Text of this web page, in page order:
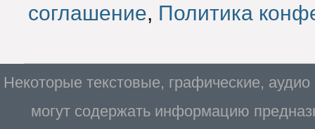
соглашение, Политика
Некоторые текстовые, графические,
могут содержать информацию